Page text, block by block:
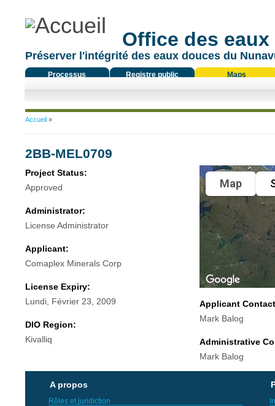
Office des
Préserver l'intégrité des eaux douces du
Processus
Registre public Maps
Vous êtes ici
Accueil»
2BB-MEL0709
Project Status:
Approved
Administrator:
License Administrator
Applicant:
Comaplex Minerals Corp
License Expiry:
Lundi, Février 23, 2009
DIO Region:
Kivalliq
Map
Applicant
Mark Balog
Administrative
Mark Balog
A propos
Rôles et juridiction